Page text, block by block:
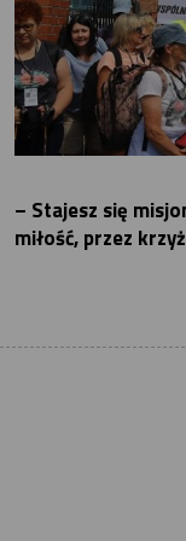
– Stajesz się
miłość, przez